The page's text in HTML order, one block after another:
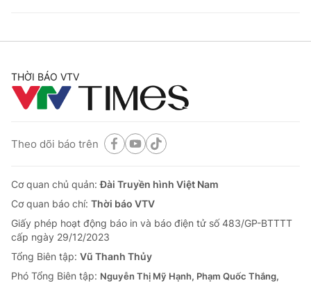
THỜI BÁO VTV
Theo dõi báo trên
Cơ quan chủ quản:Đài Truyền hình Việt Nam
Cơ quan báo chí: Thời báo VTV
Giấy phép hoạt động báo in và báo điện tử số 483/GP-BTTTT
cấp ngày 29/12/2023
Tổng Biên tập: Vũ Thanh Thủy
Phó Tổng Biên tập: Nguyễn Thị Mỹ Hạnh, Phạm Quốc Thắng,